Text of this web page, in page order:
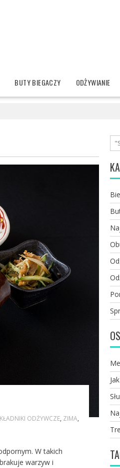
BUTY BIEGACZY ODŻYWIANIE
ODŻYWCZE, ZIMA,
W takich
warzyw i